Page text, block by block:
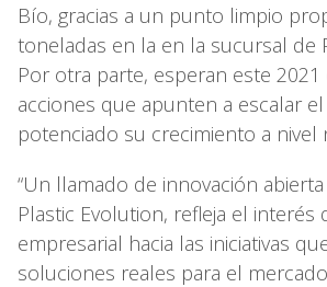
Bío, gracias a un punto limpio
toneladas en la en la sucursal de
Por otra parte, esperan este
acciones que apunten a escalar
potenciado su crecimiento a nivel
“Un llamado de innovación
Plastic Evolution, refleja el interés
empresarial hacia las iniciativas
soluciones reales para el